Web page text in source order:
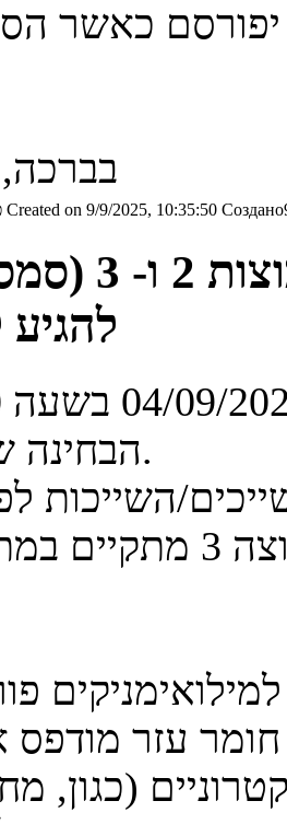
(יינתן לכם 4 ימים)
Created on 9/9/2025, 10:35:50
הנחיות
להגיע
הבחינה שעתיים וחצי.
השייכות
לימודי הסמכה לקבוצה 2 או